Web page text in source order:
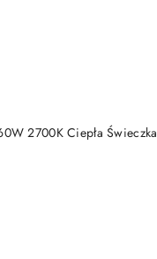
2700K Ciepła Świeczka